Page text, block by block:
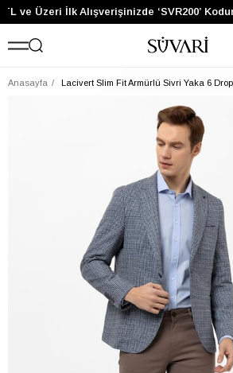
ve Üzeri İlk Alışverişinizde ‘SVR200’
Anasayfa Lacivert Slim Fit Armürlü Sivri Yaka 6